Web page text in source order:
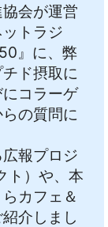
会が運営
トラジ
』に、弊
ド摂取に
コラーゲ
の質問に
報プロジ
ト）や、本
カフェ＆
介しまし
クセス